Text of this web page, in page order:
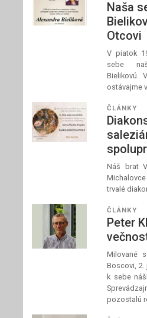
Naša
Otcovi
V piatok
sebe
Bielikovú.
ostávajme
ČLÁNKY
Náš brat
trvalé
ČLÁNKY
Peter
Milované
Boscovi, 2.
k sebe
pozostalú